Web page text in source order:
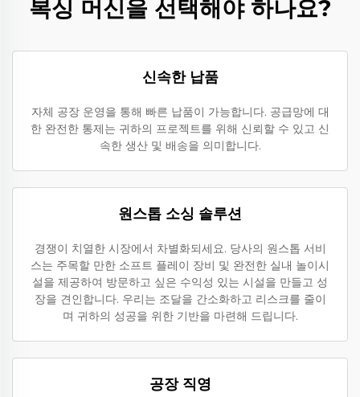
복싱 머신을 선택해야 하나요?
신속한 납품
자체 공장 운영을 통해 빠른 납품이 가능합니다. 공급망에 대
한 완전한 통제는 귀하의 프로젝트를 위해 신뢰할 수 있고 신
속한 생산 및 배송을 의미합니다.
원스톱 소싱 솔루션
경쟁이 치열한 시장에서 차별화되세요. 당사의 원스톱 서비
스는 주목할 만한 소프트 플레이 장비 및 완전한 실내 놀이시
설을 제공하여 방문하고 싶은 수익성 있는 시설을 만들고 성
장을 견인합니다. 우리는 조달을 간소화하고 리스크를 줄이
며 귀하의 성공을 위한 기반을 마련해 드립니다.
공장 직영